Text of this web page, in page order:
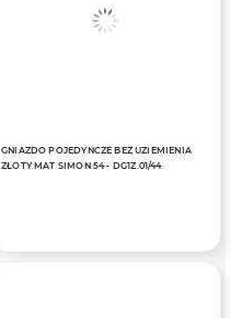
GNIAZDO POJEDYNCZE BEZ UZIEMIENIA
ZŁOTY MAT SIMON 54 - DG1Z.01/44